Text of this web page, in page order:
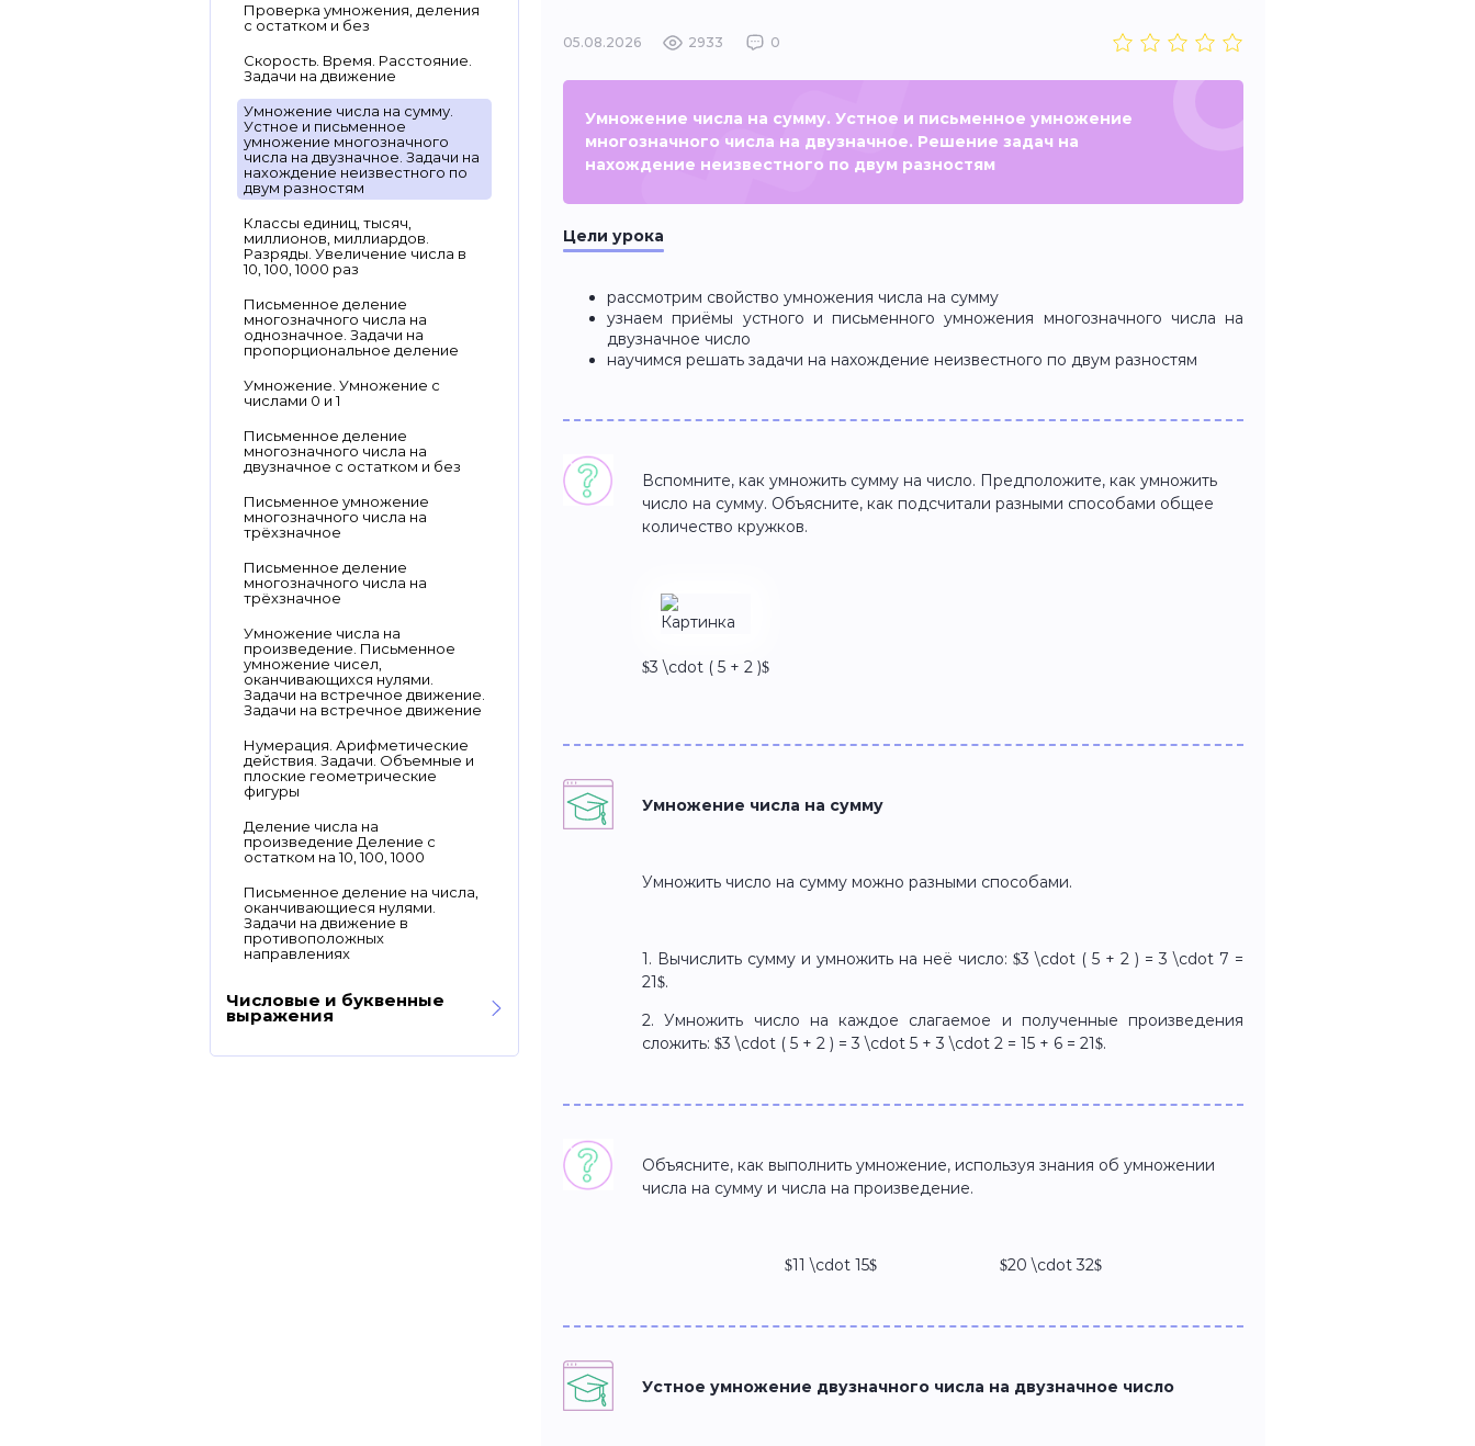
Проверка умножения, деления
с остатком и без
Скорость. Время. Расстояние.
Задачи на движение
Умножение числа на сумму.
Устное и письменное
умножение многозначного
числа на двузначное. Задачи на
нахождение неизвестного по
двум разностям
Классы единиц, тысяч,
миллионов, миллиардов.
Разряды. Увеличение числа в
10, 100, 1000 раз
Письменное деление
многозначного числа на
однозначное. Задачи на
пропорциональное деление
Умножение. Умножение с
числами 0 и 1
Письменное деление
многозначного числа на
двузначное с остатком и без
Письменное умножение
многозначного числа на
трёхзначное
Письменное деление
многозначного числа на
трёхзначное
Умножение числа на
произведение. Письменное
умножение чисел,
оканчивающихся нулями.
Задачи на встречное движение.
Задачи на встречное движение
Нумерация. Арифметические
действия. Задачи. Объемные и
плоские геометрические
фигуры
Деление числа на
произведение Деление с
остатком на 10, 100, 1000
Письменное деление на числа,
оканчивающиеся нулями.
Задачи на движение в
противоположных
направлениях
Числовые и буквенные
выражения
05.08.2026 2933 0
Умножение числа на сумму. Устное и письменное умножение
многозначного числа на двузначное. Решение задач на
нахождение неизвестного по двум разностям
Цели урока
рассмотрим свойство умножения числа на сумму
узнаем приёмы устного и письменного умножения многозначного числа на
двузначное число
научимся решать задачи на нахождение неизвестного по двум разностям
Вспомните, как умножить сумму на число. Предположите, как умножить
число на сумму. Объясните, как подсчитали разными способами общее
количество кружков.
$3 \cdot ( 5 + 2 )$
Умножение числа на сумму
Умножить число на сумму можно разными способами.
1. Вычислить сумму и умножить на неё число: $3 \cdot ( 5 + 2 ) = 3 \cdot 7 =
21$.
2. Умножить число на каждое слагаемое и полученные произведения
сложить: $3 \cdot ( 5 + 2 ) = 3 \cdot 5 + 3 \cdot 2 = 15 + 6 = 21$.
Объясните, как выполнить умножение, используя знания об умножении
числа на сумму и числа на произведение.
$11 \cdot 15$ $20 \cdot 32$
Устное умножение двузначного числа на двузначное число